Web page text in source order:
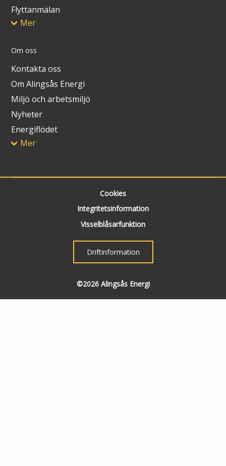
Flyttanmälan
Mer
Om oss
Kontakta oss
Om Alingsås Energi
Miljö och arbetsmiljö
Nyheter
Energiflödet
Mer
Cookies
Integritetsinformation
Visselblåsarfunktion
Driftinformation
©2026 Alingsås Energi